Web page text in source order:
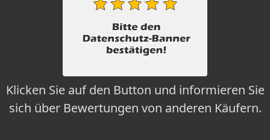
Klicken Sie auf den Button und informieren Sie
sich über Bewertungen von anderen Käufern.